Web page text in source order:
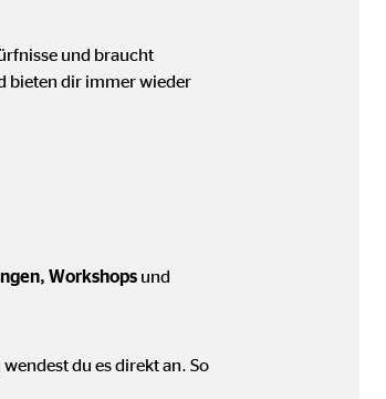
und braucht
bieten dir immer wieder
Workshopsund
du es direkt an. So